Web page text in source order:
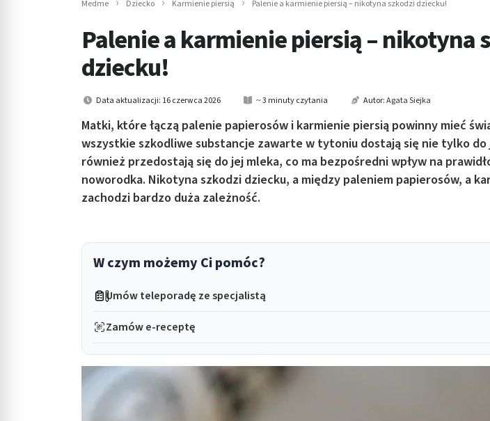
Medme Dziecko Karmienie piersią Palenie a karmienie piersią – nikotyna szkodzi dziecku!
Palenie a karmienie piersią – nikotyna
dziecku!
Data aktualizacji: 16 czerwca 2026 ~ 3 minuty czytania Autor:Agata Siejka
Matki, które łączą palenie papierosów i karmienie piersią powinny mieć
wszystkie szkodliwe substancje zawarte w tytoniu dostają się nie tylko do
również przedostają się do jej mleka, co ma bezpośredni wpływ na
noworodka. Nikotyna szkodzi dziecku, a między paleniem papierosów, a
zachodzi bardzo duża zależność.
W czym możemy Ci pomóc?
Umów teleporadę ze specjalistą
Zamów e-receptę